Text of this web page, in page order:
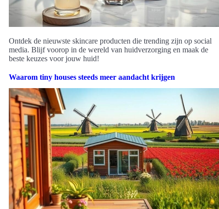
Ontdek de nieuwste skincare producten die trending zijn op social
media. Blijf voorop in de wereld van huidverzorging en maak de
beste keuzes voor jouw huid!
Waarom tiny houses steeds meer aandacht krijgen